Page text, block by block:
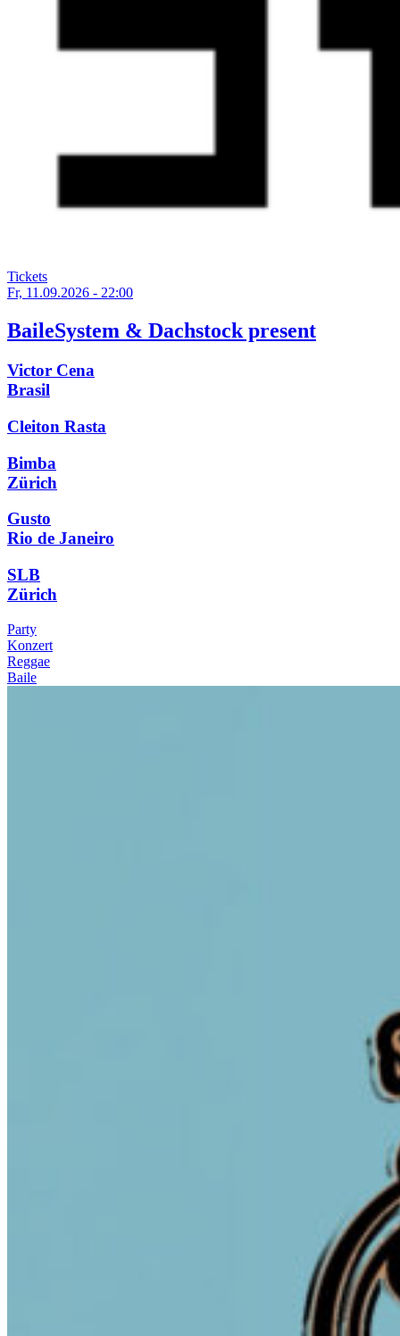
Tickets
Fr, 11.09.2026 - 22:00
BaileSystem & Dachstock present
Victor Cena
Brasil
Cleiton Rasta
Bimba
Zürich
Gusto
Rio de Janeiro
SLB
Zürich
Party
Konzert
Reggae
Baile